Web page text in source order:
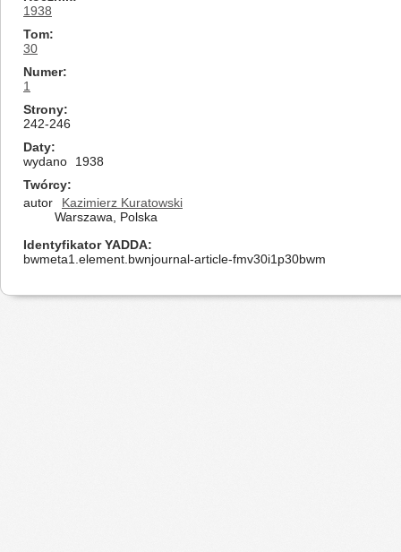
1938
Tom
30
Numer
1
Strony
242-246
Daty
wydano
1938
Twórcy
autor
Kazimierz Kuratowski
Warszawa, Polska
Identyfikator YADDA
bwmeta1.element.bwnjournal-article-fmv30i1p30bwm